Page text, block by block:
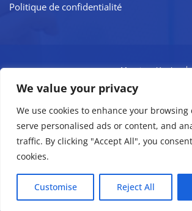
We value your privacy
We use cookies to enhance your browsing
serve personalised ads or content, and
traffic. By clicking "Accept All", you
cookies.
Customise Reject All
Politique de confidentialité
Mentions légales
Copyright © 2026 Bosa Dental Care.